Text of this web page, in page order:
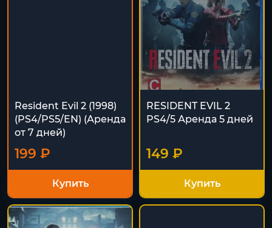
Resident Evil 2 (1998)
(PS4/PS5/EN) (Аренда
от 7 дней)
199 ₽
Купить
RESIDENT EVIL 2
PS4/5 Аренда 5 дней
149 ₽
Купить